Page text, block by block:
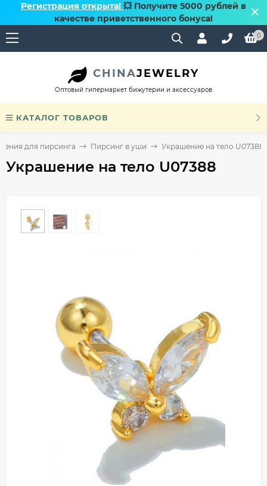
Регистрация открыта! 💥 Получите 5000 рублей в
качестве приветственного бонуса!
0
CHINAJEWELRY
Оптовый гипермаркет бижутерии и аксессуаров
КАТАЛОГ ТОВАРОВ
для пирсинга Пирсинг в уши Украшение на тело U07388
Украшение на тело U07388